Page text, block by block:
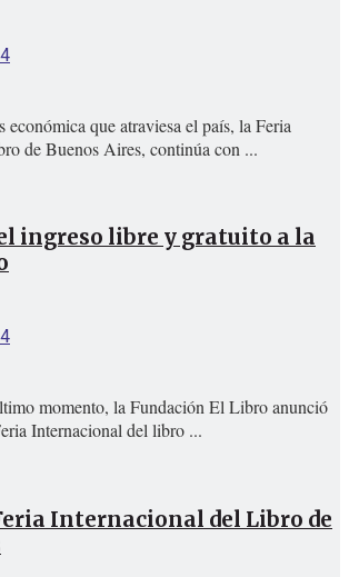
económica que atraviesa el país, la Feria
de Buenos Aires, continúa con ...
ingreso libre y gratuito a la
momento, la Fundación El Libro anunció
Internacional del libro ...
Internacional del Libro de